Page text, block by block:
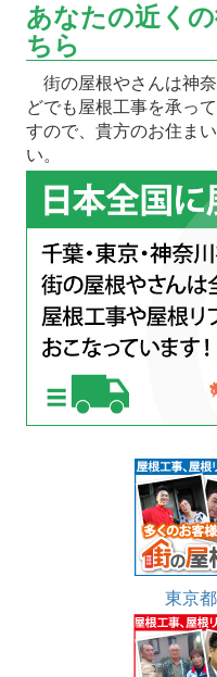
あなたの近く
ちら
街の屋根やさんは神
どでも屋根工事を承っ
すので、貴方のお住ま
い。
東京